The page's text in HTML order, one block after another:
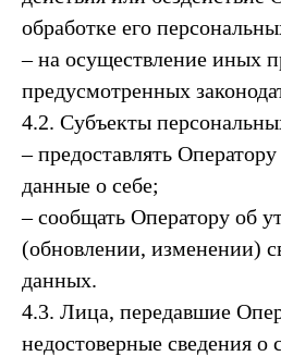
обработке его
– на осуществление иных
предусмотренных
4.2. Субъекты
– предоставлять
данные о себе;
– сообщать Оператору об
(обновлении, изменении)
данных.
4.3. Лица, передавшие
недостоверные сведения о